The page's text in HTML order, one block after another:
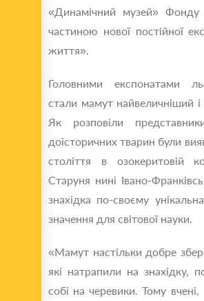
«Динамічний музей»
частиною нової постійної
життя».
Головними експонатами
стали мамут найвеличніший і
Як розповіли
доісторичних тварин були
століття в озокеритовій
Старуня нині Івано-
знахідка по-своєму
значення для світової науки.
«Мамут настільки добре
які натрапили на знахідку,
собі на черевики. Тому